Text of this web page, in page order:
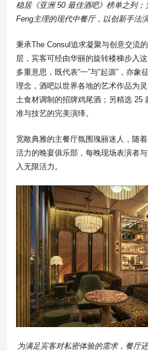
稳居《亚洲 50 最佳酒吧》榜单之列
Feng主理的现代中餐厅，以创新手法
秉承The Consul追求凝聚与创意交流
层，宾客可经由华丽的旋转楼梯步入
多重意思，既代表“一”与“起源”，亦
理念，酒吧以世界各地的艺术作品为
土食材调制的招牌鸡尾酒；另精选 25
准与技艺的完美演绎。
宽敞典雅的主餐厅氛围瑰丽迷人，随
活力的晚宴俱乐部，每晚现场表演者
入无限活力。
为满足宾客对私密体验的需求，餐厅